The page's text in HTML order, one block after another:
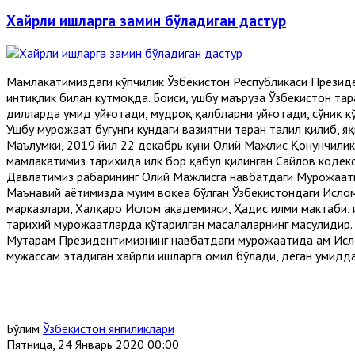
Хайрли ишларга замин бўладиган дастур
Мамлакатимиздаги кўпчилик Ўзбекистон Республикаси
интиқлик билан кутмоқда. Боиси, ушбу маъруза Ўзбекистон
дилларда умид уйғотади, мудроқ қалбларни уйғотади, сўниқ
Ушбу мурожаат бугунги кундаги вазиятни теран таҳлил қилиб,
Маълумки, 2019 йил 22 декабрь куни Олий Мажлис Қонунчилик
мамлакатимиз тарихида илк бор қабул қилинган Сайлов
Давлатимиз раҳбарининг Олий Мажлисга навбатдаги
Маънавий ҳаётимизда муҳим воқеа бўлган Ўзбекистондаги
марказлари, Халқаро Ислом академияси, Ҳадис илми
тарихий мурожаатларда кўтарилган масалаларнинг маҳсулидир.
Муҳтарам Президентимизнинг навбатдаги мурожаатида ҳам
мужассам этадиган хайрли ишларга омил бўлади, деган
Бўлим Ўзбекистон янгиликлари
Пятница, 24 Январь 2020 00:00